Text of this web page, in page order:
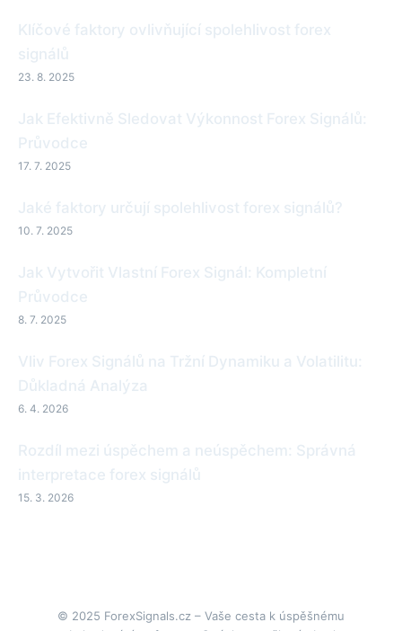
Klíčové faktory ovlivňující spolehlivost forex
signálů
23. 8. 2025
Jak Efektivně Sledovat Výkonnost Forex Signálů:
Průvodce
17. 7. 2025
Jaké faktory určují spolehlivost forex signálů?
10. 7. 2025
Jak Vytvořit Vlastní Forex Signál: Kompletní
Průvodce
8. 7. 2025
Vliv Forex Signálů na Tržní Dynamiku a Volatilitu:
Důkladná Analýza
6. 4. 2026
Rozdíl mezi úspěchem a neúspěchem: Správná
interpretace forex signálů
15. 3. 2026
© 2025 ForexSignals.cz – Vaše cesta k úspěšnému